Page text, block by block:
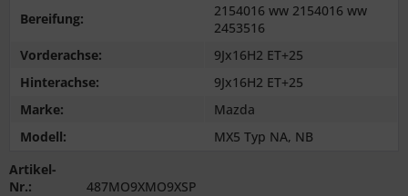
Bereifung:
2154016 ww 2154016 ww
2453516
Vorderachse:
9Jx16H2 ET+25
Hinterachse:
9Jx16H2 ET+25
Marke:
Mazda
Modell:
MX5 Typ NA, NB
Artikel-
Nr.:
487MO9XMO9XSP